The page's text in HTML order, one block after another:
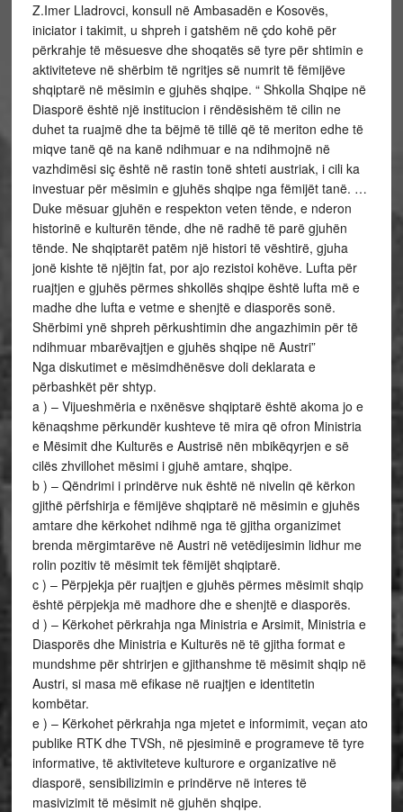
Z.Imer Lladrovci, konsull në Ambasadën e Kosovës,
iniciator i takimit, u shpreh i gatshëm në çdo kohë për
përkrahje të mësuesve dhe shoqatës së tyre për shtimin e
aktiviteteve në shërbim të ngritjes së numrit të fëmijëve
shqiptarë në mësimin e gjuhës shqipe. “ Shkolla Shqipe në
Diasporë është një institucion i rëndësishëm të cilin ne
duhet ta ruajmë dhe ta bëjmë të tillë që të meriton edhe të
miqve tanë që na kanë ndihmuar e na ndihmojnë në
vazhdimësi siç është në rastin tonë shteti austriak, i cili ka
investuar për mësimin e gjuhës shqipe nga fëmijët tanë. …
Duke mësuar gjuhën e respekton veten tënde, e nderon
historinë e kulturën tënde, dhe në radhë të parë gjuhën
tënde. Ne shqiptarët patëm një histori të vështirë, gjuha
jonë kishte të njëjtin fat, por ajo rezistoi kohëve. Lufta për
ruajtjen e gjuhës përmes shkollës shqipe është lufta më e
madhe dhe lufta e vetme e shenjtë e diasporës sonë.
Shërbimi ynë shpreh përkushtimin dhe angazhimin për të
ndihmuar mbarëvajtjen e gjuhës shqipe në Austri”
Nga diskutimet e mësimdhënësve doli deklarata e
përbashkët për shtyp.
a ) – Vijueshmëria e nxënësve shqiptarë është akoma jo e
kënaqshme përkundër kushteve të mira që ofron Ministria
e Mësimit dhe Kulturës e Austrisë nën mbikëqyrjen e së
cilës zhvillohet mësimi i gjuhë amtare, shqipe.
b ) – Qëndrimi i prindërve nuk është në nivelin që kërkon
gjithë përfshirja e fëmijëve shqiptarë në mësimin e gjuhës
amtare dhe kërkohet ndihmë nga të gjitha organizimet
brenda mërgimtarëve në Austri në vetëdijesimin lidhur me
rolin pozitiv të mësimit tek fëmijët shqiptarë.
c ) – Përpjekja për ruajtjen e gjuhës përmes mësimit shqip
është përpjekja më madhore dhe e shenjtë e diasporës.
d ) – Kërkohet përkrahja nga Ministria e Arsimit, Ministria e
Diasporës dhe Ministria e Kulturës në të gjitha format e
mundshme për shtrirjen e gjithanshme të mësimit shqip në
Austri, si masa më efikase në ruajtjen e identitetin
kombëtar.
e ) – Kërkohet përkrahja nga mjetet e informimit, veçan ato
publike RTK dhe TVSh, në pjesiminë e programeve të tyre
informative, të aktiviteteve kulturore e organizative në
diasporë, sensibilizimin e prindërve në interes të
masivizimit të mësimit në gjuhën shqipe.